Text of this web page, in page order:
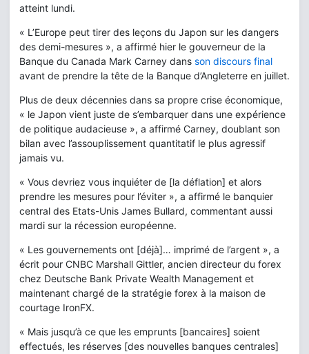
atteint lundi.
« L’Europe peut tirer des leçons du Japon sur les dangers
des demi-mesures », a affirmé hier le gouverneur de la
Banque du Canada Mark Carney dans son discours final
avant de prendre la tête de la Banque d’Angleterre en juillet.
Plus de deux décennies dans sa propre crise économique,
« le Japon vient juste de s’embarquer dans une expérience
de politique audacieuse », a affirmé Carney, doublant son
bilan avec l’assouplissement quantitatif le plus agressif
jamais vu.
« Vous devriez vous inquiéter de [la déflation] et alors
prendre les mesures pour l’éviter », a affirmé le banquier
central des Etats-Unis James Bullard, commentant aussi
mardi sur la récession européenne.
« Les gouvernements ont [déjà]… imprimé de l’argent », a
écrit pour CNBC Marshall Gittler, ancien directeur du forex
chez Deutsche Bank Private Wealth Management et
maintenant chargé de la stratégie forex à la maison de
courtage IronFX.
« Mais jusqu’à ce que les emprunts [bancaires] soient
effectués, les réserves [des nouvelles banques centrales]